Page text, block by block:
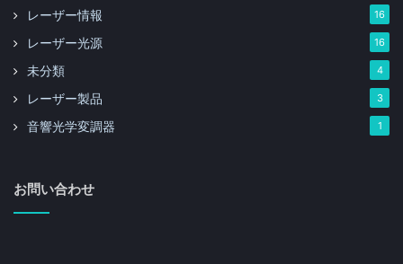
レーザー情報 16
レーザー光源 16
未分類 4
レーザー製品 3
音響光学変調器 1
お問い合わせ